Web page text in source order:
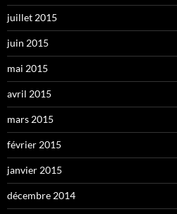
juillet 2015
juin 2015
mai 2015
avril 2015
mars 2015
février 2015
janvier 2015
décembre 2014